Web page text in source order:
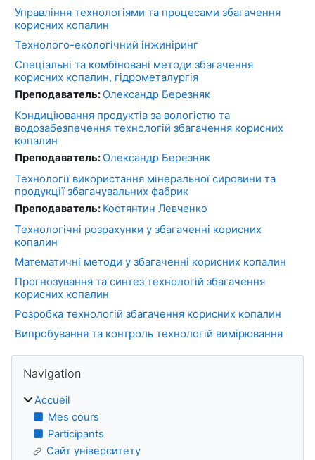
Управління технологіями та процесами збагачення
корисних копалин
Технолого-екологічний інжиніринг
Спеціальні та комбіновані методи збагачення
корисних копалин, гідрометалургія
Преподаватель:Олександр Березняк
Кондиціювання продуктів за вологістю та
водозабезпечення технологій збагачення корисних
копалин
Преподаватель:Олександр Березняк
Технології використання мінеральної сировини та
продукції збагачувальних фабрик
Преподаватель: Костянтин Левченко
Технологічні розрахунки у збагаченні корисних
копалин
Математичні методи у збагаченні корисних копалин
Прогнозування та синтез технологій збагачення
корисних копалин
Розробка технологій збагачення корисних копалин
Випробування та контроль технологій вимірювання
Blocs
Navigation
Accueil
Mes cours
Participants
Сайт університету